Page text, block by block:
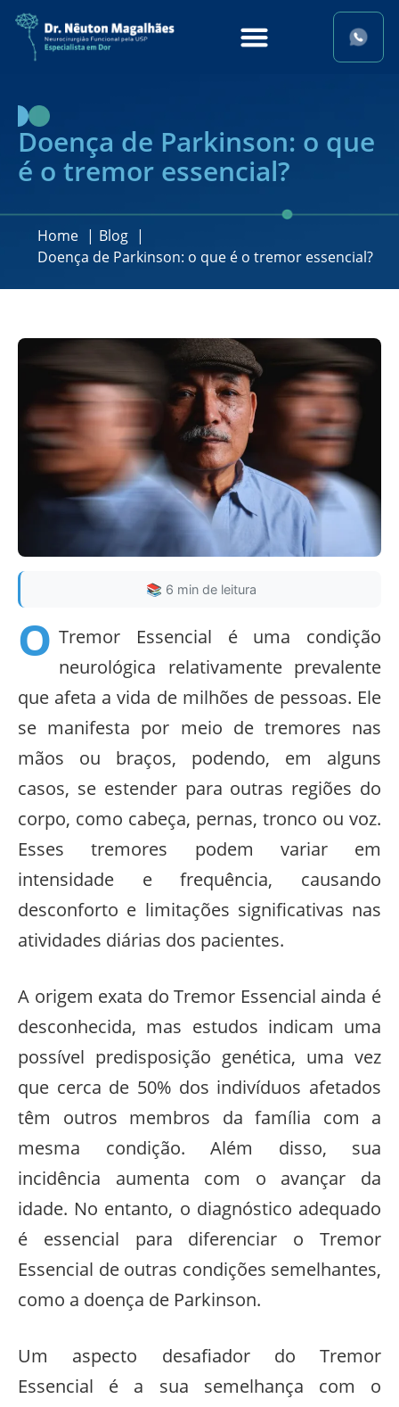
Doença de Parkinson: o que
é o tremor essencial?
Home
Blog
Doença de Parkinson: o que é o tremor essencial?
📚 6 min de leitura
O Tremor Essencial é uma condição
neurológica relativamente prevalente
que afeta a vida de milhões de pessoas. Ele
se manifesta por meio de tremores nas
mãos ou braços, podendo, em alguns
casos, se estender para outras regiões do
corpo, como cabeça, pernas, tronco ou voz.
Esses tremores podem variar em
intensidade e frequência, causando
desconforto e limitações significativas nas
atividades diárias dos pacientes.
A origem exata do Tremor Essencial ainda é
desconhecida, mas estudos indicam uma
possível predisposição genética, uma vez
que cerca de 50% dos indivíduos afetados
têm outros membros da família com a
mesma condição. Além disso, sua
incidência aumenta com o avançar da
idade. No entanto, o diagnóstico adequado
é essencial para diferenciar o Tremor
Essencial de outras condições semelhantes,
como a doença de Parkinson.
Um aspecto desafiador do Tremor
Essencial é a sua semelhança com o